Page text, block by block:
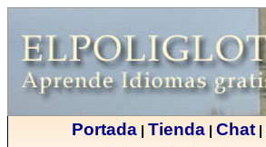
Portada| Tienda| Chat|